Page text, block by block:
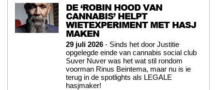
DE ‘ROBIN HOOD VAN
CANNABIS’ HELPT
WIETEXPERIMENT MET HASJ
MAKEN
29 juli 2026 - Sinds het door Justitie
opgelegde einde van cannabis social club
Suver Nuver was het wat stil rondom
voorman Rinus Beintema, maar nu is ie
terug in de spotlights als LEGALE
hasjmaker!